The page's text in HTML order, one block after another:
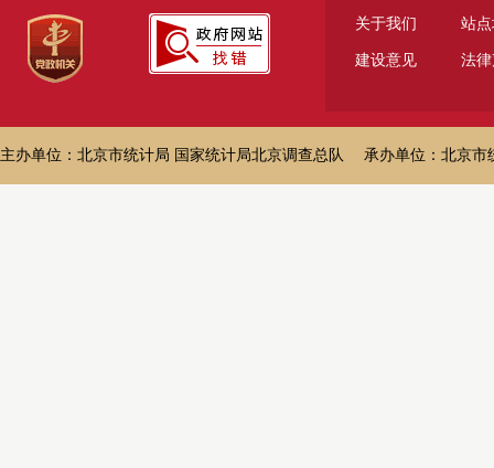
关于我们 站
建设意见 法
主办单位：北京市统计局 国家统计局北京调查总队 承办单位：北京市